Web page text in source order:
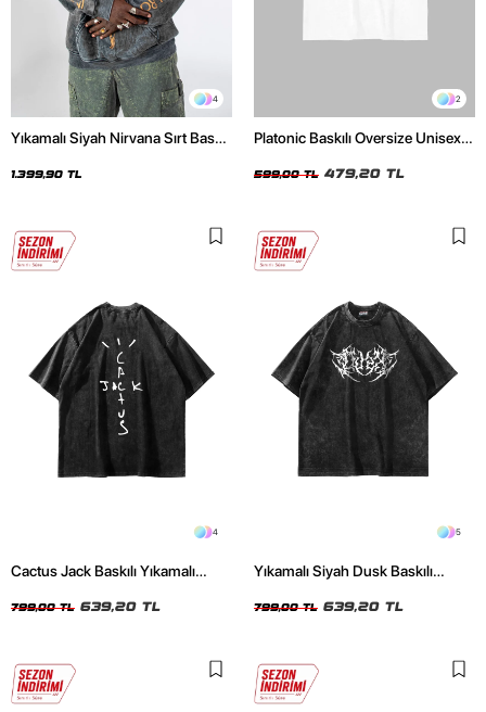
4
Yıkamalı Siyah Nirvana Sırt Baskılı
1.399,90 TL
2
Platonic Baskılı Oversize Unisex
599,00 TL 479,20 TL
4
Cactus Jack Baskılı Yıkamalı
799,00 TL 639,20 TL
5
Yıkamalı Siyah Dusk Baskılı
799,00 TL 639,20 TL